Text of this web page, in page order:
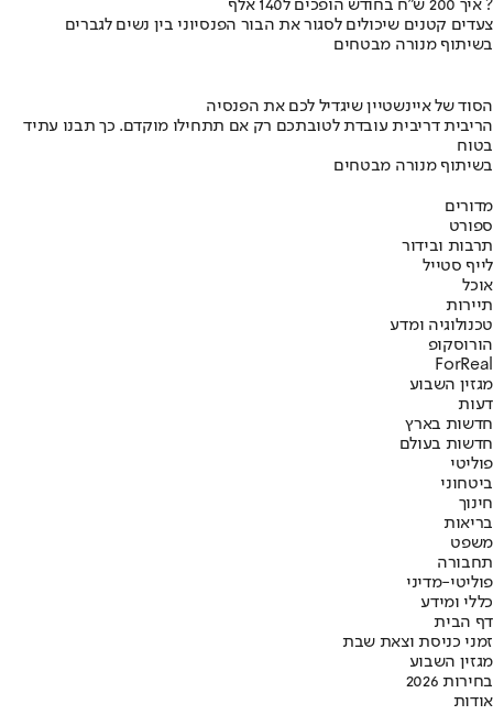
איך 200 ש"ח בחודש הופכים ל140 אלף ?
צעדים קטנים שיכולים לסגור את הבור הפנסיוני בין נשים לגברים
בשיתוף מנורה מבטחים
הסוד של איינשטיין שיגדיל לכם את הפנסיה
הריבית דריבית עובדת לטובתכם רק אם תתחילו מוקדם. כך תבנו עתיד
בטוח
בשיתוף מנורה מבטחים
מדורים
ספורט
תרבות ובידור
לייף סטייל
אוכל
תיירות
טכנולוגיה ומדע
הורוסקופ
ForReal
מגזין השבוע
דעות
חדשות בארץ
חדשות בעולם
פוליטי
ביטחוני
חינוך
בריאות
משפט
תחבורה
פוליטי-מדיני
כללי ומידע
דף הבית
זמני כניסת וצאת שבת
מגזין השבוע
בחירות 2026
אודות